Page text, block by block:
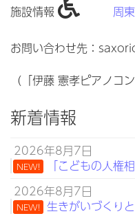
施設情報 周
お問い合わせ先：
（「伊藤 憲孝ピアノコ
新着情報
2026年8月7日
NEW!
「こどもの人
2026年8月7日
NEW! 生きがいづくり